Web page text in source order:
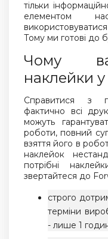
тільки
елементом
Тому ми готові до
Чому
наклейки у
Справитися з
фактично всі
можуть
роботи, повний
взяття його в
наклейок
потрібні
звертайтеся до
строго
терміни
- лише 1